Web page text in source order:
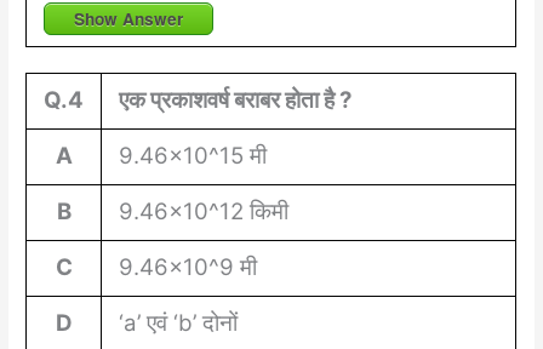
Show Answer
Q.4
एक प्रकाशवर्ष बराबर होता है ?
A
9.46×10^15 मी
B
9.46×10^12 किमी
C
9.46×10^9 मी
D
‘a’ एवं ‘b’ दोनों